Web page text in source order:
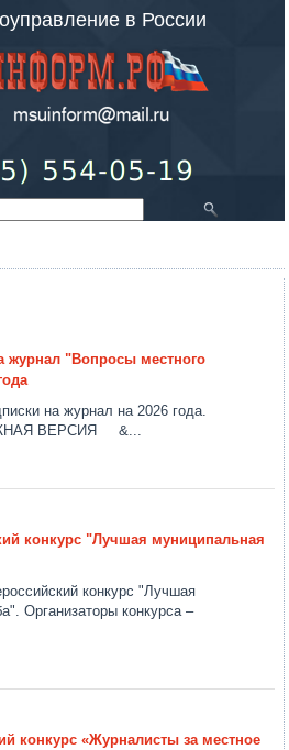
в России
журнал "Вопросы местного
на журнал на 2026 года.
ВЕРСИЯ &...
конкурс "Лучшая муниципальная
конкурс "Лучшая
Организаторы конкурса –
конкурс «Журналисты за местное